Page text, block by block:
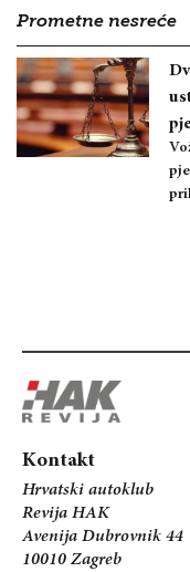
Prometne nesreće
Kontakt
Hrvatski autoklub
Revija HAK
Avenija Dubrovnik 44
10010 Zagreb